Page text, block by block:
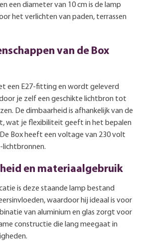
een diameter van 10 cm is de lamp
het verlichten van paden, terrassen
van de Box
een E27-fitting en wordt geleverd
je zelf een geschikte lichtbron tot
De dimbaarheid is afhankelijk van de
wat je flexibiliteit geeft in het bepalen
Box heeft een voltage van 230 volt
lichtbronnen.
en materiaalgebruik
is deze staande lamp bestand
waardoor hij ideaal is voor
van aluminium en glas zorgt voor
constructie die lang meegaat in